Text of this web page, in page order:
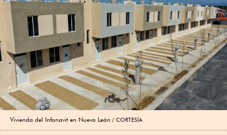
Vivienda del Infonavit en Nuevo León CORTESÍA